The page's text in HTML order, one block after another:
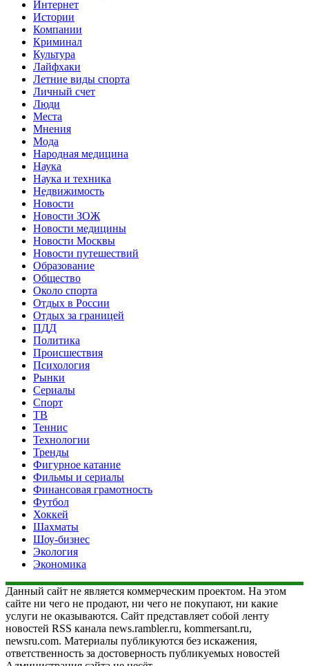
Интернет
Истории
Компании
Криминал
Культура
Лайфхаки
Летние виды спорта
Личный счет
Люди
Места
Мнения
Мода
Народная медицина
Наука
Наука и техника
Недвижимость
Новости
Новости ЗОЖ
Новости медицины
Новости Москвы
Новости путешествий
Образование
Общество
Около спорта
Отдых в России
Отдых за границей
ПДД
Политика
Происшествия
Психология
Рынки
Сериалы
Спорт
ТВ
Теннис
Технологии
Тренды
Фигурное катание
Фильмы и сериалы
Финансовая грамотность
Футбол
Хоккей
Шахматы
Шоу-бизнес
Экология
Экономика
Данный сайт не является коммерческим проектом. На этом
сайте ни чего не продают, ни чего не покупают, ни какие
услуги не оказываются. Сайт представляет собой ленту
новостей RSS канала news.rambler.ru, kommersant.ru,
newsru.com. Материалы публикуются без искажения,
ответственность за достоверность публикуемых новостей